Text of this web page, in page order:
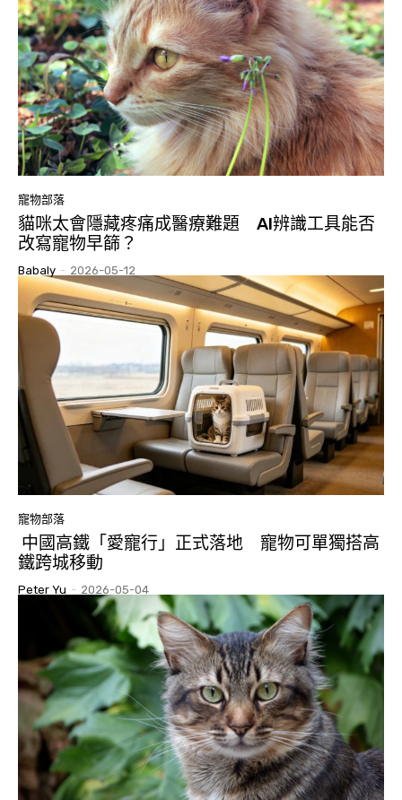
寵物部落
貓咪太會隱藏疼痛成醫療難題 AI辨識工具能否
改寫寵物早篩？
Babaly - 2026-05-12
寵物部落
中國高鐵「愛寵行」正式落地 寵物可單獨搭高
鐵跨城移動
Peter Yu - 2026-05-04